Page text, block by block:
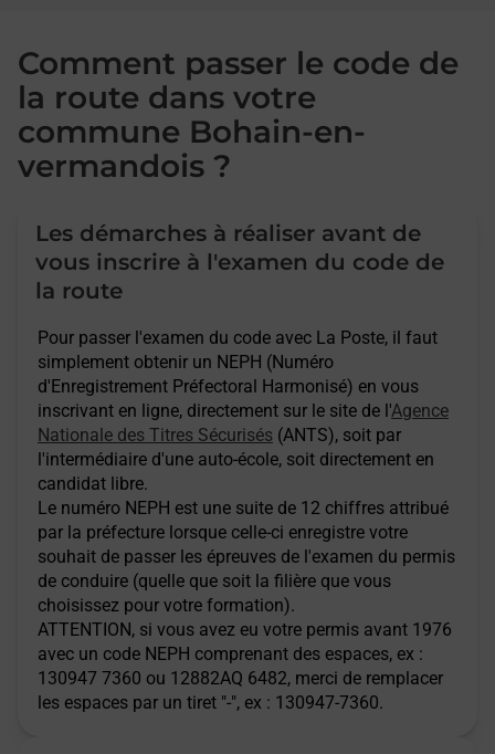
Comment passer le code de
la route dans votre
commune Bohain-en-
vermandois ?
Les démarches à réaliser avant de
vous inscrire à l'examen du code de
la route
Pour passer l'examen du code avec La Poste, il faut
simplement obtenir un NEPH (Numéro
d'Enregistrement Préfectoral Harmonisé) en vous
inscrivant en ligne, directement sur le site de l'Agence
Nationale des Titres Sécurisés (ANTS), soit par
l'intermédiaire d'une auto-école, soit directement en
candidat libre.
Le numéro NEPH est une suite de 12 chiffres attribué
par la préfecture lorsque celle-ci enregistre votre
souhait de passer les épreuves de l'examen du permis
de conduire (quelle que soit la filière que vous
choisissez pour votre formation).
ATTENTION, si vous avez eu votre permis avant 1976
avec un code NEPH comprenant des espaces, ex :
130947 7360 ou 12882AQ 6482, merci de remplacer
les espaces par un tiret "-", ex : 130947-7360.